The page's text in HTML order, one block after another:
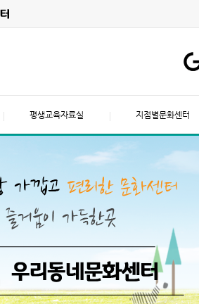
평생교육자료실 지점별문화센터